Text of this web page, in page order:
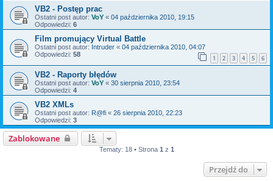
VB2 - Postęp prac
Ostatni post autor: VoY « 04 października 2010, 19:15
Odpowiedzi: 6
Film promujący Virtual Battle
Ostatni post autor: Intruder « 04 października 2010, 04:07
Odpowiedzi: 58 1 2 3 4 5 6
VB2 - Raporty błędów
Ostatni post autor: VoY « 30 sierpnia 2010, 23:54
Odpowiedzi: 4
VB2 XMLs
Ostatni post autor: R@fi « 26 sierpnia 2010, 22:23
Odpowiedzi: 3
Zablokowane
Tematy: 18 • Strona 1 z 1
Przejdź do